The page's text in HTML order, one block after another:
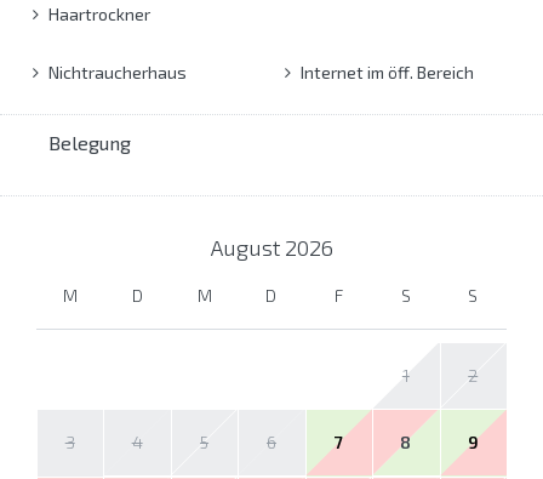
Haartrockner
Nichtraucherhaus Internet im öff. Bereich
Belegung
August 2026
M D M D F S S
1 2
3 4 5 6 7 8 9